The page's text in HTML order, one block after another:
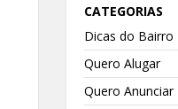
CATEGORIAS
Dicas do Bairro
Quero Alugar
Quero Anunciar